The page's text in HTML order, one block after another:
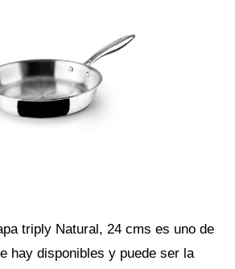
triply Natural, 24 cms es uno de
hay disponibles y puede ser la